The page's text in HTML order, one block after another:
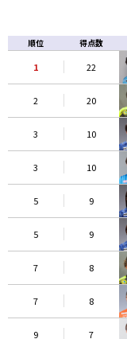
順位 得点数
1 22
2 20
3 10
3 10
5 9
5 9
7 8
7 8
9 7